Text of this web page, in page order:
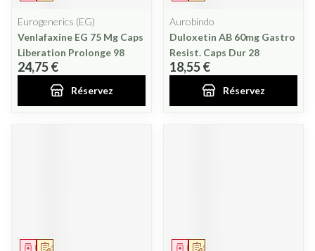
Eurogenerics (EG)
Venlafaxine EG 75 Mg Caps
Liberation Prolonge 98
24,75 €
Réservez
Aurobindo
Duloxetin AB 60mg Gastro
Resist. Caps Dur 28
18,55 €
Réservez
Sur prescription
Médicament Sur prescription
Médicament